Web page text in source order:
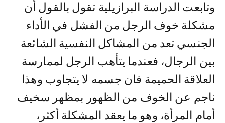
وتابعت الدراسة البرازيلية تقول بالقول أن
مشكلة خوف الرجل من الفشل في الأداء
الجنسي تعد من المشاكل النفسية الشائعة
بين الرجال، فعندما يتأهب الرجل لممارسة
العلاقة الحميمة فان جسمه لا يتجاوب وهذا
ناجم عن الخوف من الظهور بمظهر سخيف
أمام المرأة، وهو ما يعقد المشكلة أكثر،